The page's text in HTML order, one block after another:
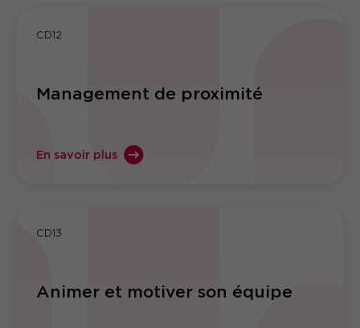
CD12
Management de proximité
En savoir plus
CD13
Animer et motiver son équipe